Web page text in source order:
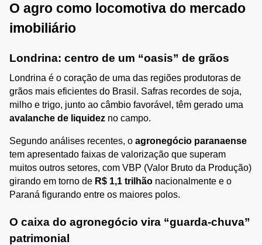
O agro como locomotiva do mercado
imobiliário
Londrina: centro de um “oasis” de grãos
Londrina é o coração de uma das regiões produtoras de
grãos mais eficientes do Brasil. Safras recordes de soja,
avalanche de liquidez no campo.
Segundo análises recentes, o agronegócio paranaense
tem apresentado faixas de valorização que superam
muitos outros setores, com VBP (Valor Bruto da Produção)
girando em torno de R$ 1,1 trilhão nacionalmente e o
Paraná figurando entre os maiores polos.
O caixa do agronegócio vira “guarda-chuva”
patrimonial